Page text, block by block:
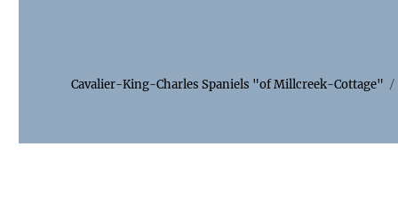
Cavalier-King-Charles Spaniels "of Millcreek-Cottage"